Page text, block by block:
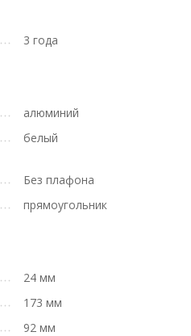
3 года
алюминий
белый
Без плафона
прямоугольник
24 мм
173 мм
92 мм